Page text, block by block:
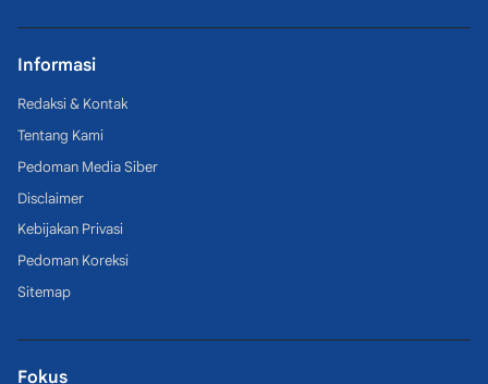
Informasi
Redaksi & Kontak
Tentang Kami
Pedoman Media Siber
Disclaimer
Kebijakan Privasi
Pedoman Koreksi
Sitemap
Fokus